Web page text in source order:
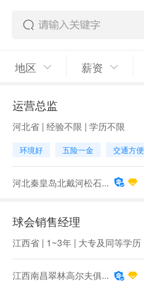
地区 薪资
运营总监
河北省 | 经验不限 | 学历不限
环境好 五险一金 交通方便
河北秦皇岛北戴河松石...
球会销售经理
江西省 | 1~3年 | 大专及同等学历
江西南昌翠林高尔夫俱...